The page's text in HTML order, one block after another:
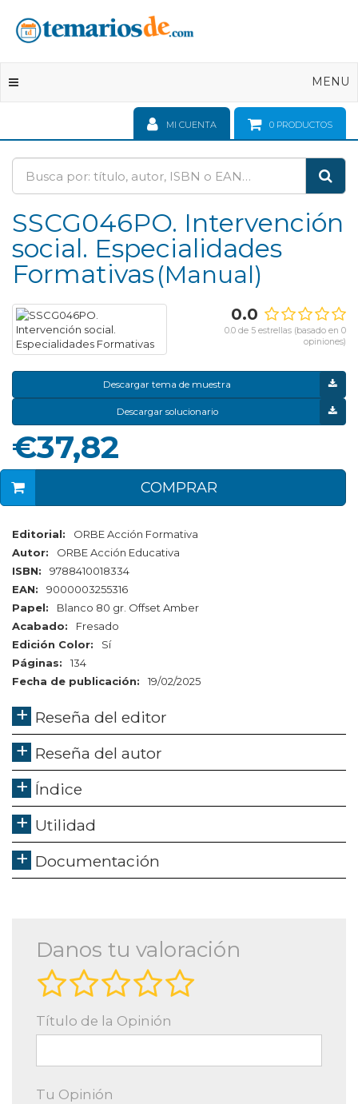
MENU
0 PRODUCTOS
MI CUENTA
SSCG046PO. Intervención
social. Especialidades
Formativas Manual
0.0
0.0 de 5 estrellas (basado en 0
opiniones)
Descargar tema de muestra
Descargar solucionario
€37,82
COMPRAR
Editorial:
ORBE Acción Formativa
Autor:
ORBE Acción Educativa
ISBN:
9788410018334
EAN:
9000003255316
Papel:
Blanco 80 gr. Offset Amber
Acabado:
Fresado
Edición Color:
Sí
Páginas:
134
Fecha de publicación:
19/02/2025
Reseña del editor
Reseña del autor
Índice
Utilidad
Documentación
Danos tu valoración
Título de la Opinión
Tu Opinión